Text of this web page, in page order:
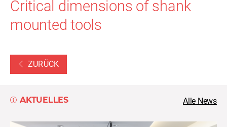
Critical dimensions of shank
mounted tools
ZURÜCK
AKTUELLES Alle News